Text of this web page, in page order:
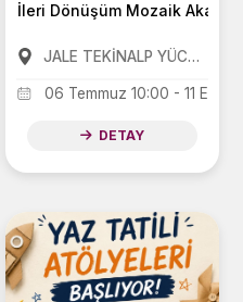
22:00
İleri Dönüşüm Mozaik
JALE TEKİNALP YÜCEL KÜLTÜR VE SANAT MERKEZİ
06 Temmuz 10:00 - 11 Eylül
DETAY